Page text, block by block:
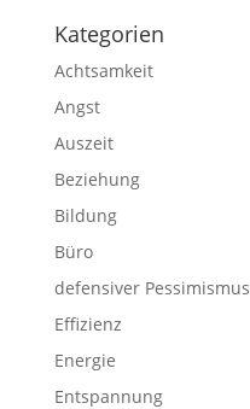
Kategorien
Achtsamkeit
Angst
Auszeit
Beziehung
Bildung
Büro
defensiver Pessimismus
Effizienz
Energie
Entspannung